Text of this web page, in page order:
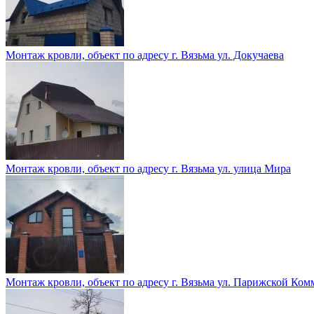
Монтаж кровли, объект по адресу г. Вязьма ул. Докучаева
Монтаж кровли, объект по адресу г. Вязьма ул. улица Мира
Монтаж кровли, объект по адресу г. Вязьма ул. Парижской